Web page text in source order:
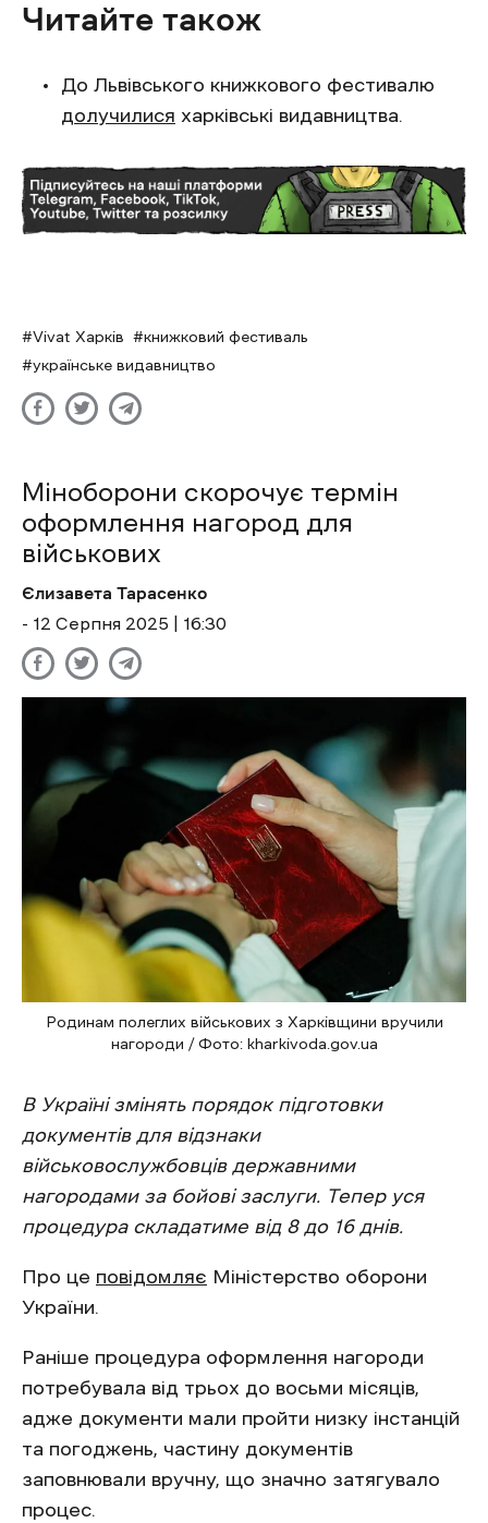
Читайте також
До Львівського книжкового фестивалю
долучилися харківські видавництва.
Vivat Харків
книжковий фестиваль
українське видавництво
Міноборони скорочує термін
оформлення нагород для
військових
Єлизавета Тарасенко
- 12 Cерпня 2025 | 16:30
Родинам полеглих військових з Харківщини вручили
нагороди / Фото: kharkivoda.gov.ua
В Україні змінять порядок підготовки
документів для відзнаки
військовослужбовців державними
нагородами за бойові заслуги. Тепер уся
процедура складатиме від 8 до 16 днів.
Про це повідомляє Міністерство оборони
України.
Раніше процедура оформлення нагороди
потребувала від трьох до восьми місяців,
адже документи мали пройти низку інстанцій
та погоджень, частину документів
заповнювали вручну, що значно затягувало
процес.